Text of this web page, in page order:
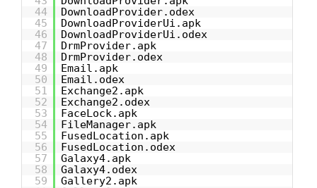
44
DownloadProvider.odex
45
DownloadProviderUi.apk
46
DownloadProviderUi.odex
47
DrmProvider.apk
48
DrmProvider.odex
49
Email.apk
50
Email.odex
51
Exchange2.apk
52
Exchange2.odex
53
FaceLock.apk
54
FileManager.apk
55
FusedLocation.apk
56
FusedLocation.odex
57
Galaxy4.apk
58
Galaxy4.odex
59
Gallery2.apk